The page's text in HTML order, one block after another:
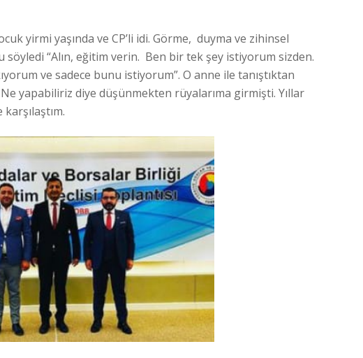
yirmi yaşında ve CP’li idi. Görme, duyma ve zihinsel
söyledi “Alın, eğitim verin. Ben bir tek şey istiyorum sizden.
ve sadece bunu istiyorum”. O anne ile tanıştıktan
yapabiliriz diye düşünmekten rüyalarıma girmişti. Yıllar